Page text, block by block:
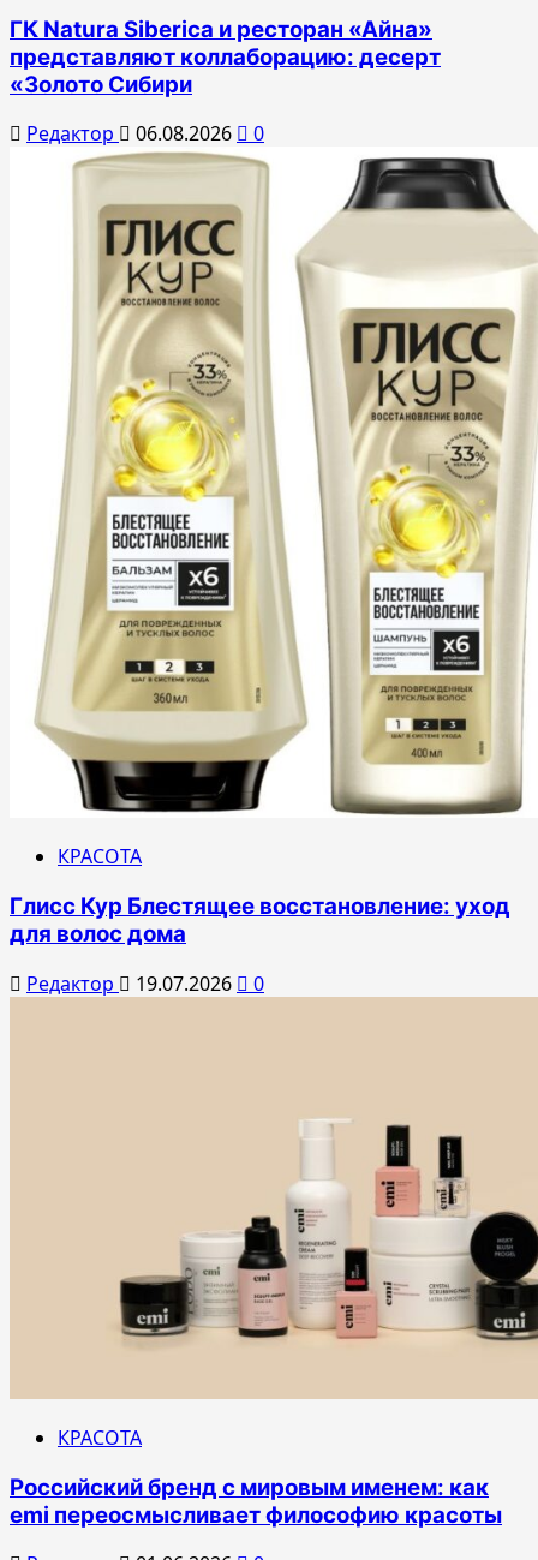
ГК Natura Siberica и ресторан «Айна»
представляют коллаборацию: десерт
«Золото Сибири
Редактор 06.08.2026 0
КРАСОТА
Глисс Кур Блестящее восстановление: уход
для волос дома
Редактор 19.07.2026 0
КРАСОТА
Российский бренд с мировым именем: как
emi переосмысливает философию красоты